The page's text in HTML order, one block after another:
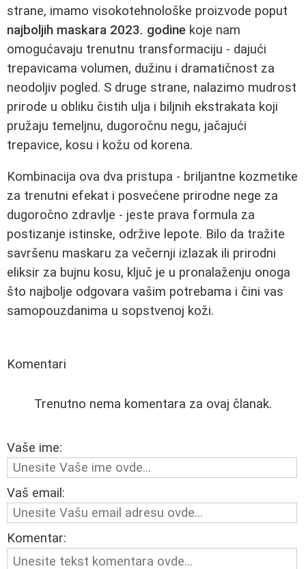
strane, imamo visokotehnološke proizvode poput
najboljih maskara 2023. godine koje nam
omogućavaju trenutnu transformaciju - dajući
trepavicama volumen, dužinu i dramatičnost za
neodoljiv pogled. S druge strane, nalazimo mudrost
prirode u obliku čistih ulja i biljnih ekstrakata koji
pružaju temeljnu, dugoročnu negu, jačajući
trepavice, kosu i kožu od korena.
Kombinacija ova dva pristupa - briljantne kozmetike
za trenutni efekat i posvećene prirodne nege za
dugoročno zdravlje - jeste prava formula za
postizanje istinske, održive lepote. Bilo da tražite
savršenu maskaru za večernji izlazak ili prirodni
eliksir za bujnu kosu, ključ je u pronalaženju onoga
što najbolje odgovara vašim potrebama i čini vas
samopouzdanima u sopstvenoj koži.
Komentari
Trenutno nema komentara za ovaj članak.
Vaše ime:
Vaš email:
Komentar: